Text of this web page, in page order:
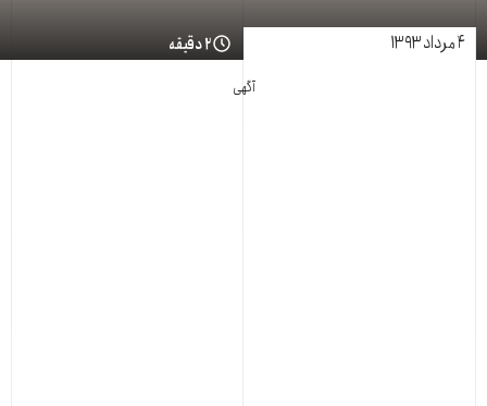
۴ مرداد ۱۳۹۳ ۲ دقیقه
آگهی